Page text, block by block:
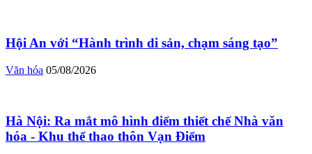
Hội An với “Hành trình di sản, chạm sáng tạo”
Văn hóa 05/08/2026
Hà Nội: Ra mắt mô hình điểm thiết chế Nhà văn
hóa - Khu thể thao thôn Vạn Điểm